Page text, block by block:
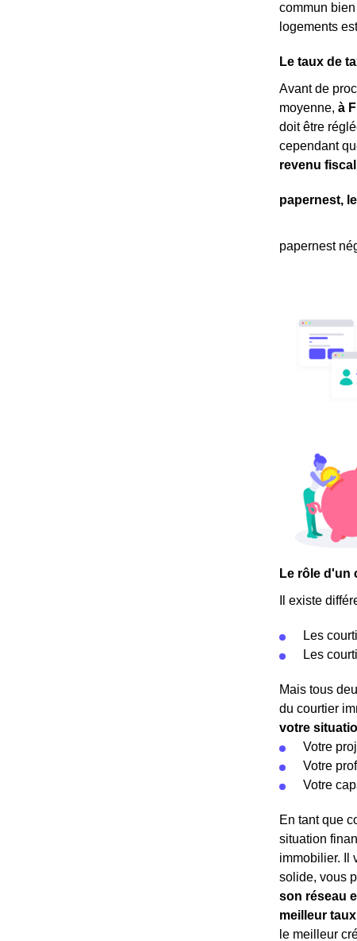
commun
logements
Le taux de
Avant de
moyenne, à
doit être
cependant
revenu
papernest,
papernest
Le rôle d'un
Il existe
Les
Les
Mais tous
du courtier
votre
Votre
Votre
Votre
En tant que
situation
immobilier. Il
solide, vous
son réseau
meilleur
le meilleur